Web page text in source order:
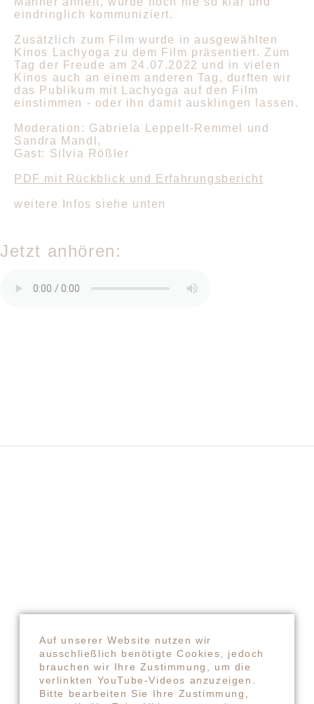
eindringlich kommuniziert.
Zusätzlich zum Film wurde in ausgewählten
Kinos Lachyoga zu dem Film präsentiert. Zum
Tag der Freude am 24.07.2022 und in vielen
Kinos auch an einem anderen Tag, durften wir
das Publikum mit Lachyoga auf den Film
einstimmen - oder ihn damit ausklingen lassen.
Moderation: Gabriela Leppelt-Remmel und
Sandra Mandl ,
Gast: Silvia Rößler
PDF mit Rückblick und Erfahrungsbericht
weitere Infos siehe unten
Jetzt anhören:
INFORMATIONEN AUF
EINEN BLICK
Auf unserer Website nutzen wir
ausschließlich benötigte Cookies, jedoch
brauchen wir Ihre Zustimmung, um die
verlinkten YouTube-Videos anzuzeigen.
Bitte bearbeiten Sie Ihre Zustimmung,